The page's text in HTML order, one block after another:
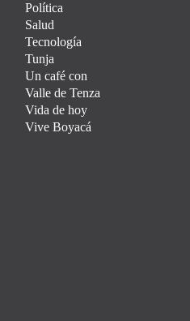
Política
Salud
Tecnología
Tunja
Un café con
Valle de Tenza
Vida de hoy
Vive Boyacá